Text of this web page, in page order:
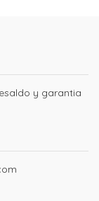
y garantia